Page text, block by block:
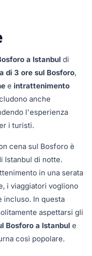
a Istanbul di
di 3 ore sul Bosforo,
e intrattenimento
anche
l'esperienza
i turisti.
cena sul Bosforo è
Istanbul di notte.
in una serata
i viaggiatori vogliono
incluso. In questa
aspettarsi gli
Bosforo a Istanbul e
così popolare.